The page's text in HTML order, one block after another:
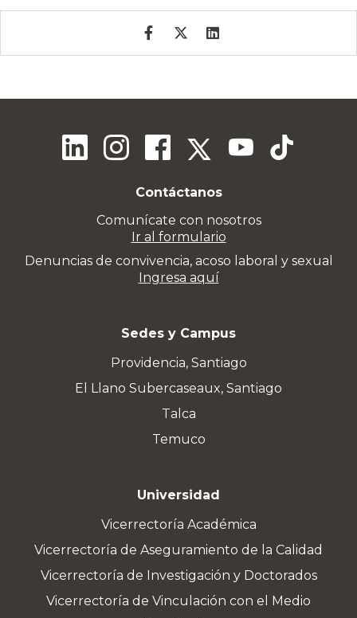
Contáctanos
Comunícate con nosotros
Ir al formulario
Denuncias de convivencia, acoso laboral y sexual
Ingresa aquí
Sedes y Campus
Providencia, Santiago
El Llano Subercaseaux, Santiago
Talca
Temuco
Universidad
Vicerrectoría Académica
Vicerrectoría de Aseguramiento de la Calidad
Vicerrectoría de Investigación y Doctorados
Vicerrectoría de Vinculación con el Medio